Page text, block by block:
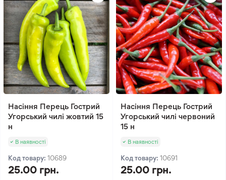
Насіння Перець Гострий
Угорський чилі жовтий 15
н
В наявності
Код товару: 10689
25.00 грн.
Насіння Перець Гострий
Угорський чилі червоний
15 н
В наявності
Код товару: 10691
25.00 грн.